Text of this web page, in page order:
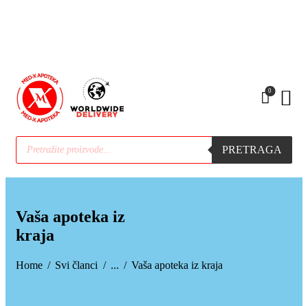
0
PRETRAGA
Vaša apoteka iz
kraja
Home Svi članci ... Vaša apoteka iz kraja
•SEZONSKI PROIZVODI
•MAMA|BEBE|POLNO ZDRAV.
•ZDRAVLJE|ŽENA|MUŠKARACA
•SPECIJALNI SUPLEMENTI